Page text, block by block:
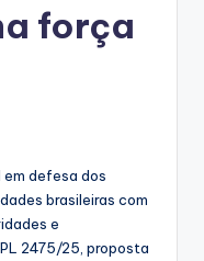
força
em defesa dos
brasileiras com
e
2475/25, proposta